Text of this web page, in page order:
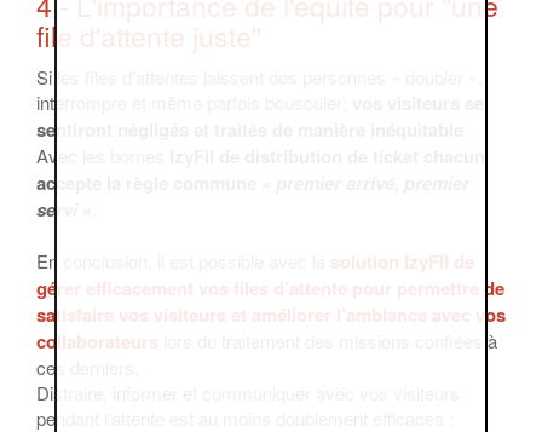
file d'attente juste"
Si les files d’attentes laissent des personnes « doubler »,
interrompre et même parfois bousculer;
sentiront négligés et traités de manière inéquitable
Avec les bornes
accepte la règle commune «
servi
En conclusion, il est possible avec la
solution IzyFil de
gérer efficacement vos files d’attente pour permettre de
satisfaire vos visiteurs et améliorer l’ambiance avec vos
collaborateurs lors du traitement des missions confiées à
ces derniers.
Distraire, informer et communiquer avec vos visiteurs
pendant l'attente est au moins doublement efficaces :